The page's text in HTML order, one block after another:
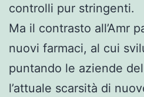
controlli pur stringenti.
Ma il contrasto all’Amr
nuovi farmaci, al cui
puntando le aziende
l’attuale scarsità di